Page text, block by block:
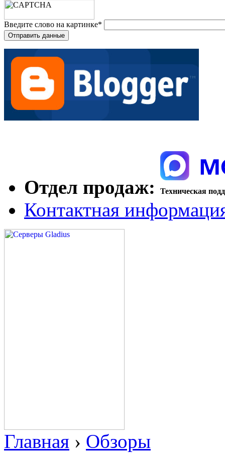
Введите слово на картинке*
Отдел продаж: Техническая
Контактная
Главная › Обзоры